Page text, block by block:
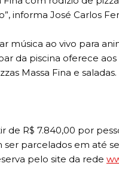
informa José Carlos
música ao vivo para
da piscina oferece
Massa Fina e saladas.
de R$ 7.840,00 por
parcelados em até
pelo site da rede